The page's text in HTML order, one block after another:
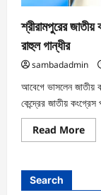
শ্রীরামপুরের
রাহুল গান্ধীর
sambadadmin
আবেগে ভাসলেন জাতীয়
কেন্দ্রের জাতীয়
Read More
Search